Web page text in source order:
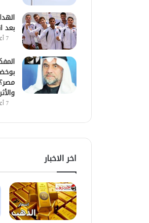
بعد
7 أغسطس، 2026
والأثر
7 أغسطس، 2026
اخر الاخبار